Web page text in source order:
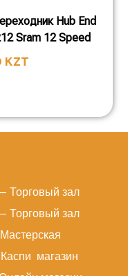
Hub End
Sram 12 Speed
KZT
Торговый зал
Торговый зал
магазин